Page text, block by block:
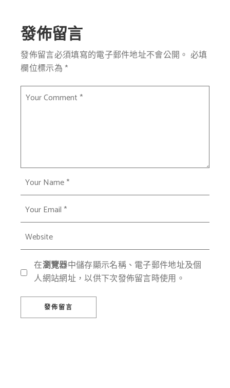
發佈留言
發佈留言必須填寫的電子郵件地址不會公開。 必填
欄位標示為 *
在瀏覽器中儲存顯示名稱、電子郵件地址及個
人網站網址，以供下次發佈留言時使用。
發佈留言